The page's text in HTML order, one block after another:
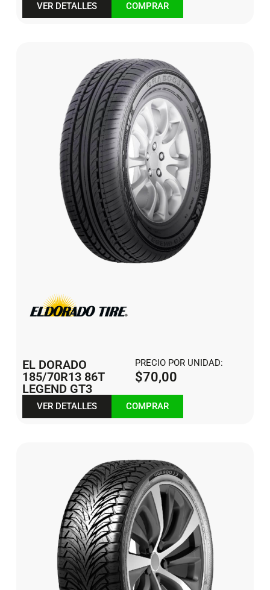
VER DETALLES COMPRAR
EL DORADO
185/70R13 86T
LEGEND GT3
PRECIO POR UNIDAD:
$70,00
VER DETALLES COMPRAR